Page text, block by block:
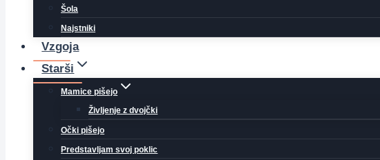
Šola
Najstniki
Vzgoja
Starši
Mamice pišejo
Življenje z dvojčki
Očki pišejo
Predstavljam svoj poklic